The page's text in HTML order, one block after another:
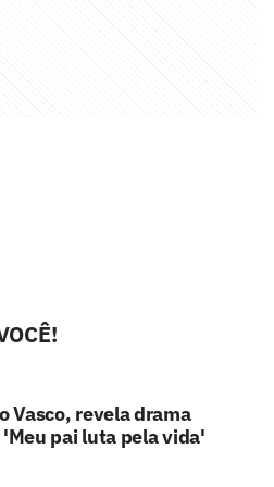
Vasco, revela drama
pai luta pela vida'